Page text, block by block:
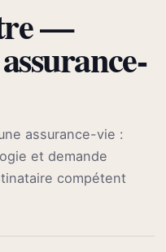
—
assurance-vie :
et demande
compétent